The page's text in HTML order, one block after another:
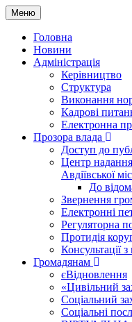
Меню
Головна
Новини
Адміністрація
Керівництво
Структура
Виконання
Кадрові
Електронна
Прозора влада
Доступ до
Центр
Авдіївської
До
Звернення
Електронні
Регуляторна
Протидія
Консультації
Громадянам
єВідновлення
«Цивільний
Соціальний
Соціальні